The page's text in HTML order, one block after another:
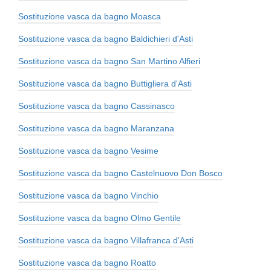
Sostituzione vasca da bagno Moasca
Sostituzione vasca da bagno Baldichieri d'Asti
Sostituzione vasca da bagno San Martino Alfieri
Sostituzione vasca da bagno Buttigliera d'Asti
Sostituzione vasca da bagno Cassinasco
Sostituzione vasca da bagno Maranzana
Sostituzione vasca da bagno Vesime
Sostituzione vasca da bagno Castelnuovo Don Bosco
Sostituzione vasca da bagno Vinchio
Sostituzione vasca da bagno Olmo Gentile
Sostituzione vasca da bagno Villafranca d'Asti
Sostituzione vasca da bagno Roatto